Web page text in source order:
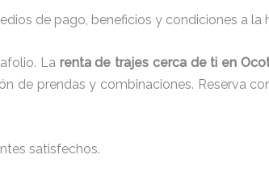
de pago, beneficios y condiciones a la
La renta de trajes cerca de ti en
de prendas y combinaciones. Reserva
satisfechos.